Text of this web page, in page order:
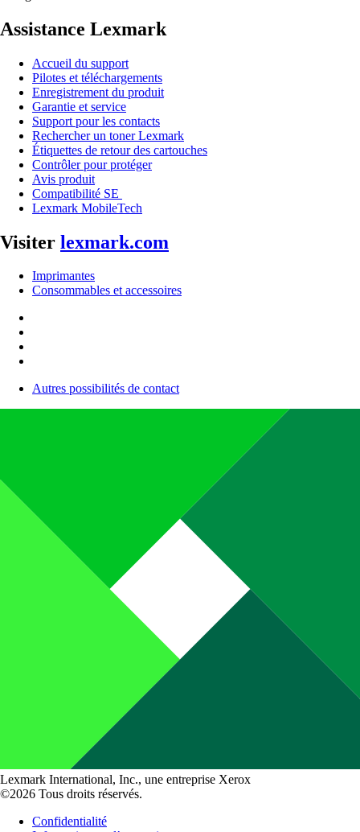
Assistance Lexmark
Accueil du support
Pilotes et téléchargements
Enregistrement du produit
Garantie et service
Support pour les contacts
Rechercher un toner Lexmark
Étiquettes de retour des cartouches
Contrôler pour protéger
Avis produit
Compatibilité SE
Lexmark MobileTech
Visiter lexmark.com
Imprimantes
Consommables et accessoires
Autres possibilités de contact
Lexmark International, Inc., une entreprise Xerox
©2026 Tous droits réservés.
Confidentialité